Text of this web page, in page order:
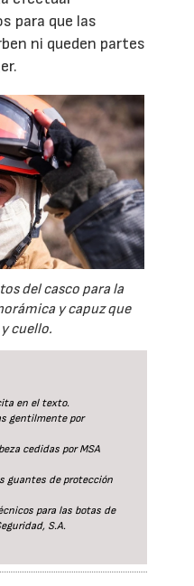
para que las
ni queden partes
del casco para la
y capuz que
cuello.
en el texto.
gentilmente por
cedidas por MSA
guantes de protección
para las botas de
S.A.